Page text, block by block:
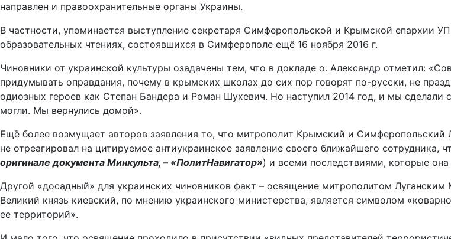
направлен и правоохранительные органы Украины.
В частности, упоминается выступление секретаря Симферопольской и Крымской епархии
образовательных чтениях, состоявшихся в Симферополе ещё 16 ноября 2016 г.
Чиновники от украинской культуры озадачены тем, что в докладе о. Александр отметил:
придумывать оправдания, почему в крымских школах до сих пор говорят по-русски, не
одиозных героев как Степан Бандера и Роман Шухевич. Но наступил 2014 год, и мы
могли. Мы вернулись домой».
Ещё более возмущает авторов заявления то, что митрополит Крымский и Симферопольский
не отреагировал на цитируемое антиукраинское заявление своего ближайшего
оригинале документа Минкульта, – «ПолитНавигатор») и всеми последствиями, которые она
Другой «досадный» для украинских чиновников факт – освящение митрополитом
Великий князь киевский, по мнению украинского министерства, является символом
ее территорий».